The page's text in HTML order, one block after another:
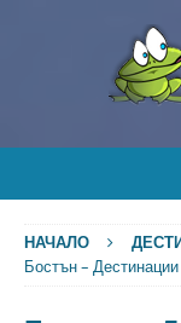
НАЧАЛО
Бостън –